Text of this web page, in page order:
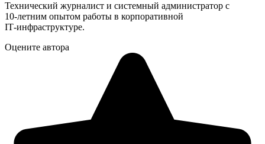
Технический журналист и системный администратор с
10‑летним опытом работы в корпоративной
IT‑инфраструктуре.
Оцените автора